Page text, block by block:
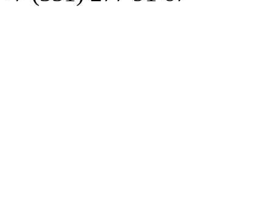
работоспособности